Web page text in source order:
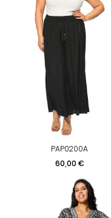
PAP0200A
Prix
60,00 €